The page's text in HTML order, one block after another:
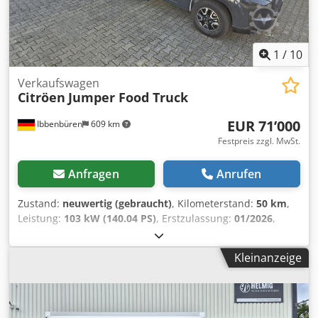
weitere Informationen besuchen Sie unsere Website
gegen Aufpreis in ganz Europa und in der Schweiz .
1 / 10
Ibbenbüren 609 km
Verkaufswagen
Citröen Jumper Food Truck
EUR 71’000
Festpreis zzgl. MwSt.
Anfragen Anrufen
Zustand: neuwertig (gebraucht), Kilometerstand: 50 km,
Leistung: 103 kW (140.04 PS), Erstzulassung: 01/2026,
, Gesamtgewicht:
Laderaumlänge:3’700 mm, Laderaumbreite:2’200 mm,
, Ausstattung:
, Food Truck
Ausstellungsfahrzeug.. Optikpaket ! (Dachspoiler /
Kleinanzeige